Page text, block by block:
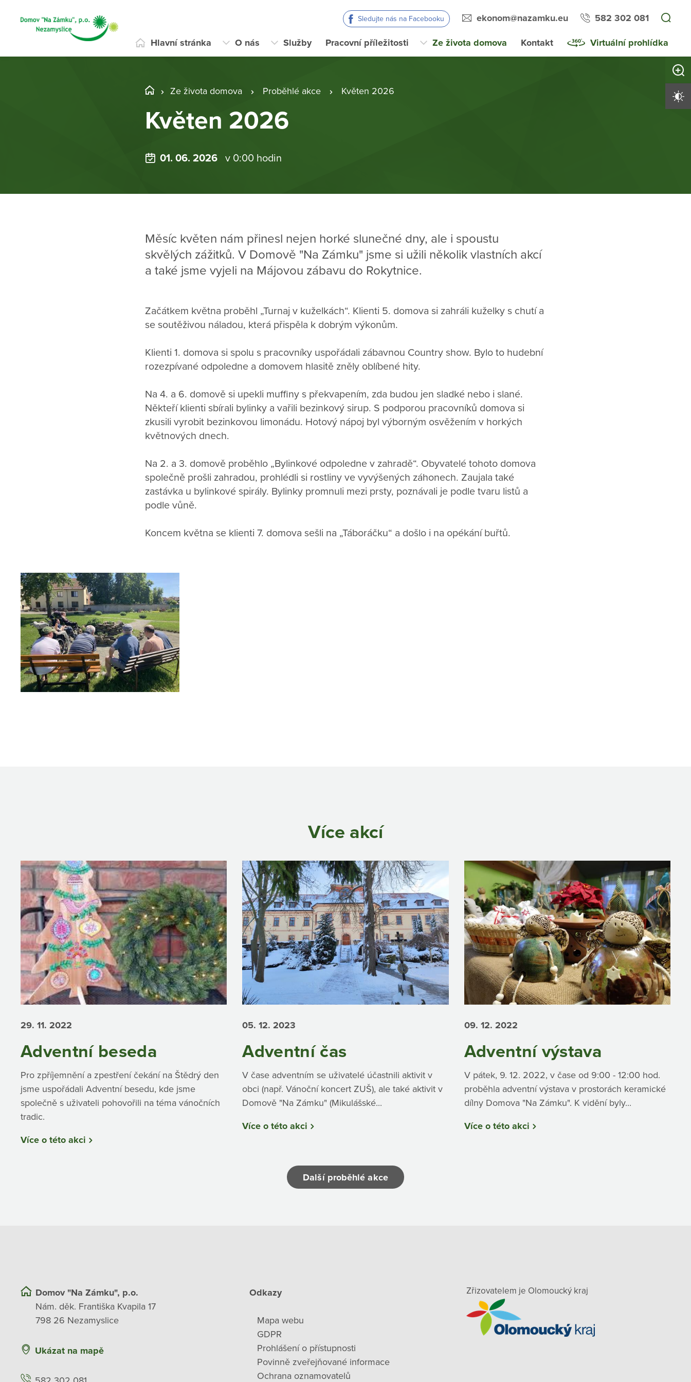
Sledujte nás na Facebooku ekonom@nazamku.eu 582 302 081
Hlavní stránka O nás Služby Pracovní příležitosti Ze života domova Kontakt Virtuální prohlídka
Ze života domova Proběhlé akce Květen 2026
Květen 2026
01. 06. 2026 v 0:00 hodin
Měsíc květen nám přinesl nejen horké slunečné dny, ale i spoustu
skvělých zážitků. V Domově "Na Zámku" jsme si užili několik vlastních akcí
a také jsme vyjeli na Májovou zábavu do Rokytnice.
Začátkem května proběhl „Turnaj v kuželkách“. Klienti 5. domova si zahráli kuželky s chutí a
se soutěživou náladou, která přispěla k dobrým výkonům.
Klienti 1. domova si spolu s pracovníky uspořádali zábavnou Country show. Bylo to hudební
rozezpívané odpoledne a domovem hlasitě zněly oblíbené hity.
Na 4. a 6. domově si upekli muffiny s překvapením, zda budou jen sladké nebo i slané.
Někteří klienti sbírali bylinky a vařili bezinkový sirup. S podporou pracovníků domova si
zkusili vyrobit bezinkovou limonádu. Hotový nápoj byl výborným osvěžením v horkých
květnových dnech.
Na 2. a 3. domově proběhlo „Bylinkové odpoledne v zahradě“. Obyvatelé tohoto domova
společně prošli zahradou, prohlédli si rostliny ve vyvýšených záhonech. Zaujala také
zastávka u bylinkové spirály. Bylinky promnuli mezi prsty, poznávali je podle tvaru listů a
podle vůně.
Koncem května se klienti 7. domova sešli na „Táboráčku“ a došlo i na opékání buřtů.
Více akcí
29. 11. 2022
Adventní beseda
Pro zpříjemnění a zpestření čekání na Štědrý den
jsme uspořádali Adventní besedu, kde jsme
společně s uživateli pohovořili na téma vánočních
tradic.
Více o této akci
05. 12.2023
Adventní čas
V čase adventním se uživatelé účastnili aktivit v
obci (např. Vánoční koncert ZUŠ), ale také aktivit v
Domově "Na Zámku" (Mikulášské...
Více o této akci
09. 12. 2022
Adventní výstava
V pátek, 9. 12. 2022, v čase od 9:00 - 12:00 hod.
proběhla adventní výstava v prostorách keramické
dílny Domova "Na Zámku". K vidění byly...
Více o této akci
Další proběhlé akce
Domov "Na Zámku", p.o.
Nám. děk. Františka Kvapila 17
798 26 Nezamyslice
Ukázat na mapě
Odkazy
Mapa webu
GDPR
Prohlášení o přístupnosti
Povinně zveřejňované informace
Ochrana oznamovatelů
Zřizovatelem je Olomoucký kraj